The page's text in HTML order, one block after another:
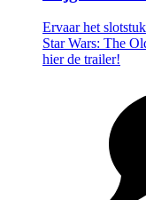
Ervaar het
Star Wars: The
hier de trailer!